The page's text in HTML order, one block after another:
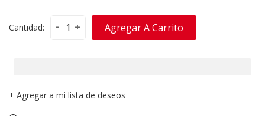
Cantidad: - + Agregar A Carrito
+ Agregar a mi lista de deseos